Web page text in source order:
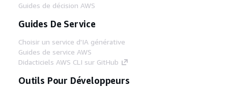
Guides de décision AWS
Guides De Service
Choisir un service d'IA générative
Guides de service AWS
Didacticiels AWS CLI sur GitHub
Outils Pour Développeurs